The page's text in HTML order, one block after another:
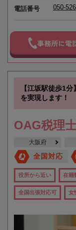
電話番号 050-
事務所に電
【江坂駅徒歩1
を実現します！
OAG税理
大阪府
全国対応
役所から近い 在籍
全国出張対応可 女